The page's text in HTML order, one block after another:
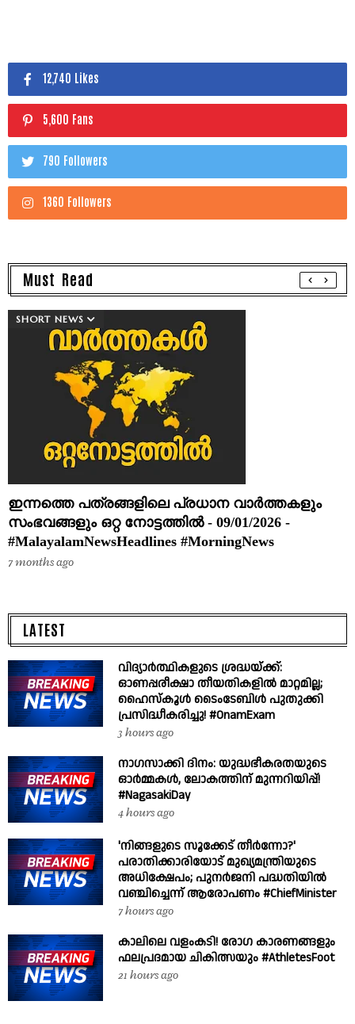
12,740 Likes
5,600 Fans
790 Followers
1360 Followers
Must Read
SHORT NEWS
ഇന്നത്തെ പത്രങ്ങളിലെ പ്രധാന വാർത്തകളും
സംഭവങ്ങളും ഒറ്റ നോട്ടത്തിൽ - 09/01/2026 -
#MalayalamNewsHeadlines #MorningNews
7 months ago
LATEST
വിദ്യാർത്ഥികളുടെ ശ്രദ്ധയ്ക്ക്:
ഓണപ്പരീക്ഷാ തീയതികളിൽ മാറ്റമില്ല;
ഹൈസ്കൂൾ ടൈംടേബിൾ പുതുക്കി
പ്രസിദ്ധീകരിച്ചു! #OnamExam
3 hours ago
നാഗസാക്കി ദിനം: യുദ്ധഭീകരതയുടെ
ഓർമ്മകൾ, ലോകത്തിന് മുന്നറിയിപ്പ്!
#NagasakiDay
4 hours ago
'നിങ്ങളുടെ സൂക്കേട് തീർന്നോ?'
പരാതിക്കാരിയോട് മുഖ്യമന്ത്രിയുടെ
അധിക്ഷേപം; പുനർജനി പദ്ധതിയിൽ
വഞ്ചിച്ചെന്ന് ആരോപണം #ChiefMinister
7 hours ago
കാലിലെ വളംകടി! രോഗ കാരണങ്ങളും
ഫലപ്രദമായ ചികിത്സയും #AthletesFoot
21 hours ago